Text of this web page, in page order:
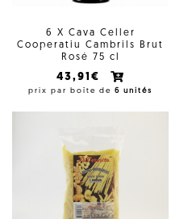
6 X Cava Celler
Cooperatiu Cambrils Brut
Rosé 75 cl
43,91€
prix par boîte de 6 unités